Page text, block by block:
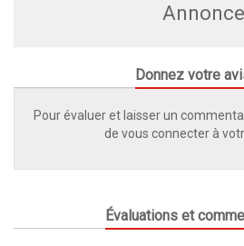
Annonce
Donnez votre
Pour évaluer et laisser un
de vous connecter à
Évaluations et